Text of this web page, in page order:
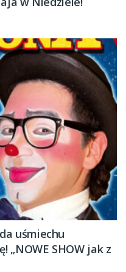
uśmiechu
„NOWE SHOW jak z